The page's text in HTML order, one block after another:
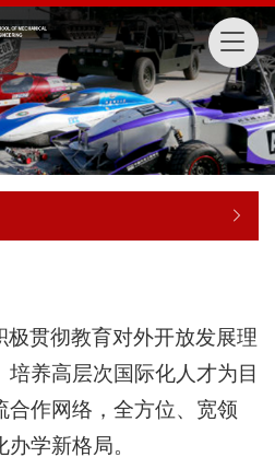
极贯彻教育对外开放发展理
养高层次国际化人才为目
合作网络，全方位、宽领
学新格局。